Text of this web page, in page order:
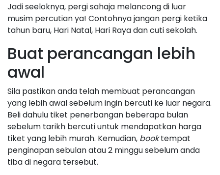
Jadi seeloknya, pergi sahaja melancong di luar
musim percutian ya! Contohnya jangan pergi ketika
tahun baru, Hari Natal, Hari Raya dan cuti sekolah.
Buat perancangan lebih
awal
Sila pastikan anda telah membuat perancangan
yang lebih awal sebelum ingin bercuti ke luar negara.
Beli dahulu tiket penerbangan beberapa bulan
sebelum tarikh bercuti untuk mendapatkan harga
tiket yang lebih murah. Kemudian, booktempat
penginapan sebulan atau 2 minggu sebelum anda
tiba di negara tersebut.